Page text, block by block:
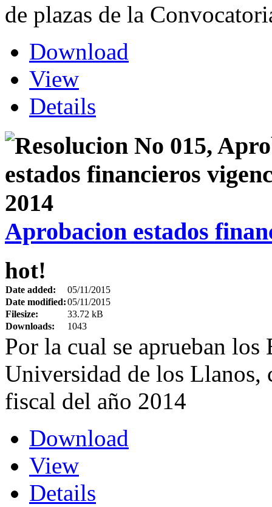
de plazas de la
Download
View
Details
Aprobacion estados
hot!
Date added:
05/11/2015
Date modified:05/11/2015
Filesize:
33.72 kB
Downloads:
1043
Por la cual se aprueban los
Universidad de los Llanos,
fiscal del año 2014
Download
View
Details